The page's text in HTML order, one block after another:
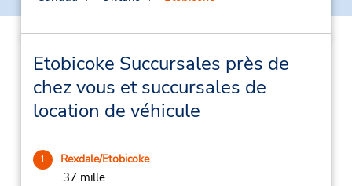
Etobicoke Succursales près de
chez vous et succursales de
location de véhicule
1 Rexdale/Etobicoke
.37 mille